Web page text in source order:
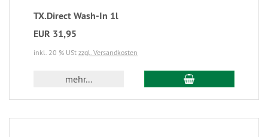
TX.Direct Wash-In 1l
EUR 31,95
inkl. 20 % USt zzgl. Versandkosten
mehr...